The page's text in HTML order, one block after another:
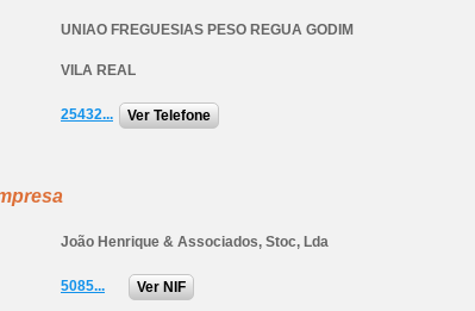
UNIAO FREGUESIAS PESO REGUA GODIM
VILA REAL
25432... Ver Telefone
João Henrique & Associados, Stoc, Lda
5085... Ver NIF